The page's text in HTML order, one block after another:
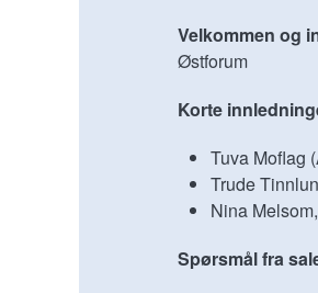
Velkommen og
Østforum
Korte
Tuva Moflag
Trude
Nina
Spørsmål fra